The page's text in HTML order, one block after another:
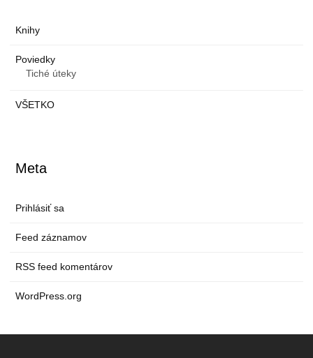
Knihy
Poviedky
Tiché úteky
VŠETKO
Meta
Prihlásiť sa
Feed záznamov
RSS feed komentárov
WordPress.org